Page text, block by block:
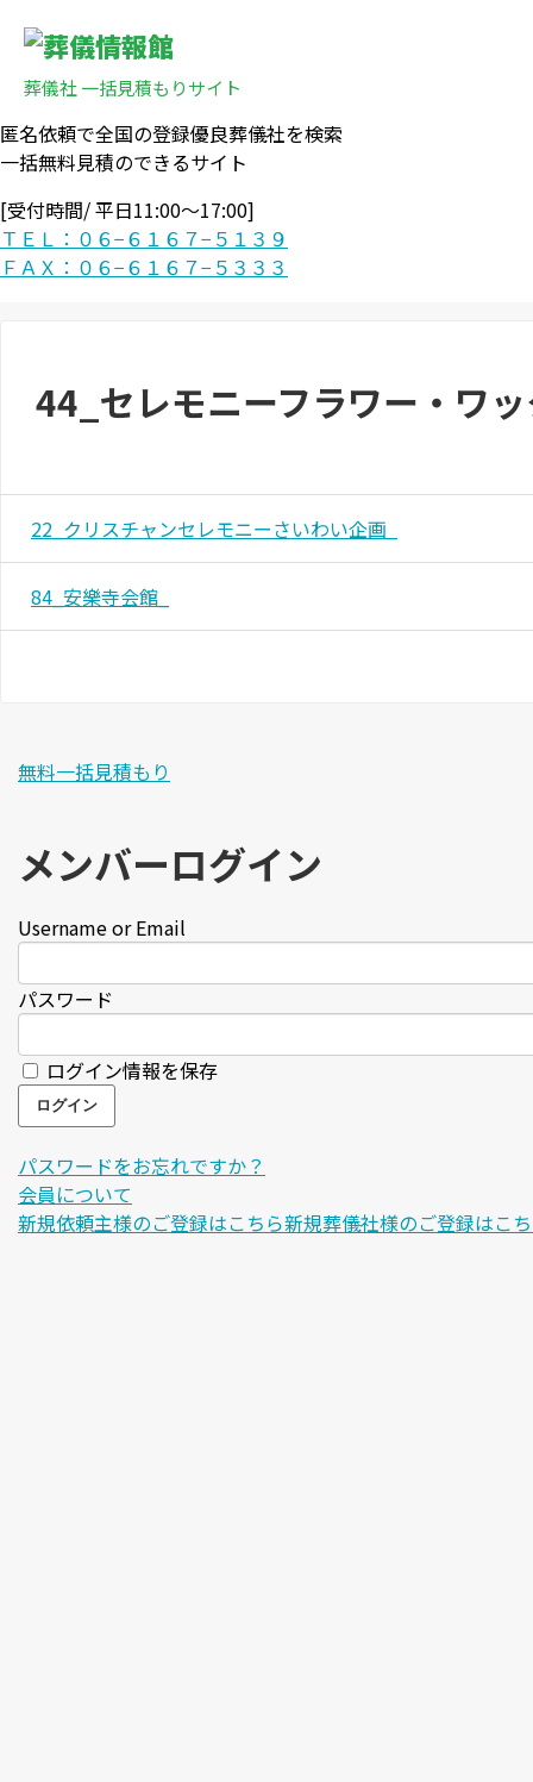
葬儀社 一括見積もりサイト
匿名依頼で全国の登録優良葬儀社を検索
一括無料見積のできるサイト
[受付時間/ 平日11:00〜17:00]
ＴＥＬ：０６−６１６７−５１３９
ＦＡＸ：０６−６１６７−５３３３
44_セレモニーフラワー・ワ
22_クリスチャンセレモニーさいわい企画_
84_安樂寺会館_
無料一括見積もり
メンバーログイン
Username or Email
パスワード
ログイン情報を保存
パスワードをお忘れですか？
会員について
新規依頼主様のご登録はこちら新規葬儀社様のご登録はこ